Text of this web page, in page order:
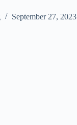
September 27, 2023